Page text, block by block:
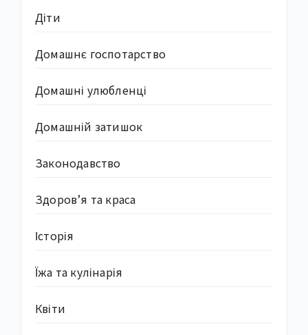
Діти
Домашнє госпотарство
Домашні улюбленці
Домашній затишок
Законодавство
Здоров’я та краса
Історія
Їжа та кулінарія
Квіти